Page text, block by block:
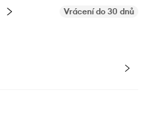
Vrácení do 30 dnů